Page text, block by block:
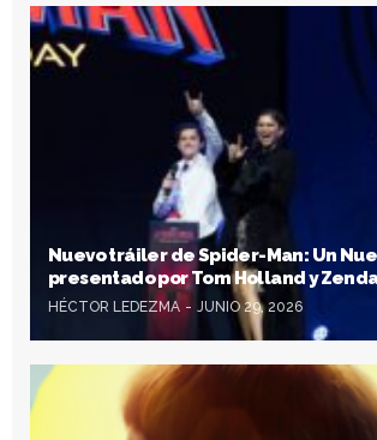
Nuevo tráiler de Spider-Man: Un
presentado por Tom Holland y
HÉCTOR LEDEZMA JUNIO 29, 2026